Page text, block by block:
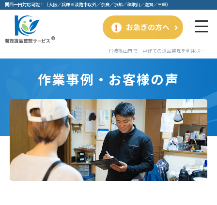
関⻄⼀円対応可能！（⼤阪／兵庫※淡路市以外／奈良／京都／和歌⼭／滋賀／三重）
お急ぎの方へ
丹波篠山市で一戸建ての遺品整理を利用されたお客様の事例｜作業事例・お客様の声｜関西遺品整理サービス
作業事例・お客様の声